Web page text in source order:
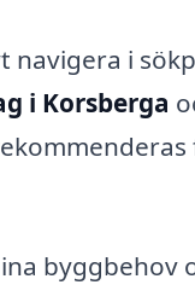
navigera i
i Korsberga
byggbehov